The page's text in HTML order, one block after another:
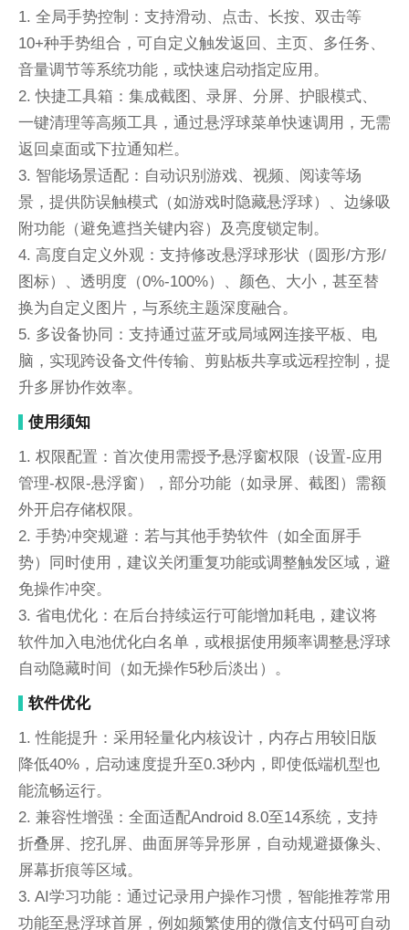
1. 全局手势控制：支持滑动、点击、长按、双击等
10+种手势组合，可自定义触发返回、主页、多任务、
音量调节等系统功能，或快速启动指定应用。
2. 快捷工具箱：集成截图、录屏、分屏、护眼模式、
一键清理等高频工具，通过悬浮球菜单快速调用，无需
返回桌面或下拉通知栏。
3. 智能场景适配：自动识别游戏、视频、阅读等场
景，提供防误触模式（如游戏时隐藏悬浮球）、边缘吸
附功能（避免遮挡关键内容）及亮度锁定制。
4. 高度自定义外观：支持修改悬浮球形状（圆形/方形/
图标）、透明度（0%-100%）、颜色、大小，甚至替
换为自定义图片，与系统主题深度融合。
5. 多设备协同：支持通过蓝牙或局域网连接平板、电
脑，实现跨设备文件传输、剪贴板共享或远程控制，提
升多屏协作效率。
使用须知
1. 权限配置：首次使用需授予悬浮窗权限（设置-应用
管理-权限-悬浮窗），部分功能（如录屏、截图）需额
外开启存储权限。
2. 手势冲突规避：若与其他手势软件（如全面屏手
势）同时使用，建议关闭重复功能或调整触发区域，避
免操作冲突。
3. 省电优化：在后台持续运行可能增加耗电，建议将
软件加入电池优化白名单，或根据使用频率调整悬浮球
自动隐藏时间（如无操作5秒后淡出）。
软件优化
1. 性能提升：采用轻量化内核设计，内存占用较旧版
降低40%，启动速度提升至0.3秒内，即使低端机型也
能流畅运行。
2. 兼容性增强：全面适配Android 8.0至14系统，支持
折叠屏、挖孔屏、曲面屏等异形屏，自动规避摄像头、
屏幕折痕等区域。
3. AI学习功能：通过记录用户操作习惯，智能推荐常用
功能至悬浮球首屏，例如频繁使用的微信支付码可自动